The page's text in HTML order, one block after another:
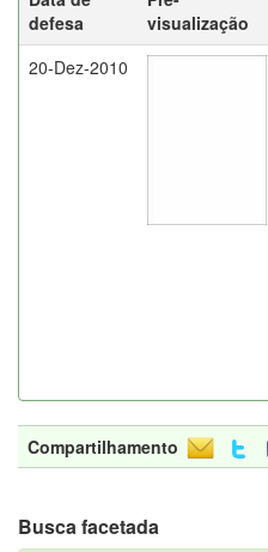
defesa
visualização
20-Dez-2010
Compartilhamento
Busca facetada